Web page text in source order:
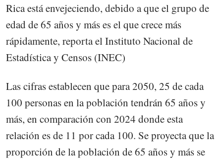
Rica está envejeciendo, debido a que el grupo de
edad de 65 años y más es el que crece más
rápidamente, reporta el Instituto Nacional de
Estadística y Censos (INEC)
Las cifras establecen que para 2050, 25 de cada
100 personas en la población tendrán 65 años y
más, en comparación con 2024 donde esta
relación es de 11 por cada 100. Se proyecta que la
proporción de la población de 65 años y más se